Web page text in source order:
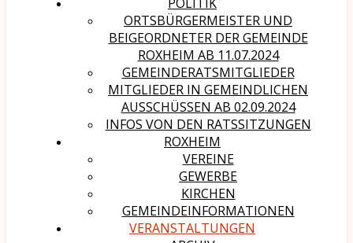
ORTSBÜRGERMEISTER UND
BEIGEORDNETER DER GEMEINDE
ROXHEIM AB 11.07.2024
GEMEINDERATSMITGLIEDER
MITGLIEDER IN GEMEINDLICHEN
AUSSCHÜSSEN AB 02.09.2024
INFOS VON DEN RATSSITZUNGEN
ROXHEIM
VEREINE
GEWERBE
KIRCHEN
GEMEINDEINFORMATIONEN
VERANSTALTUNGEN